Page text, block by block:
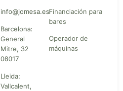
info@jomesa.es
Barcelona:
General
Mitre, 32
08017
Lleida:
Vallcalent,
Financiación para
bares
Operador de
máquinas